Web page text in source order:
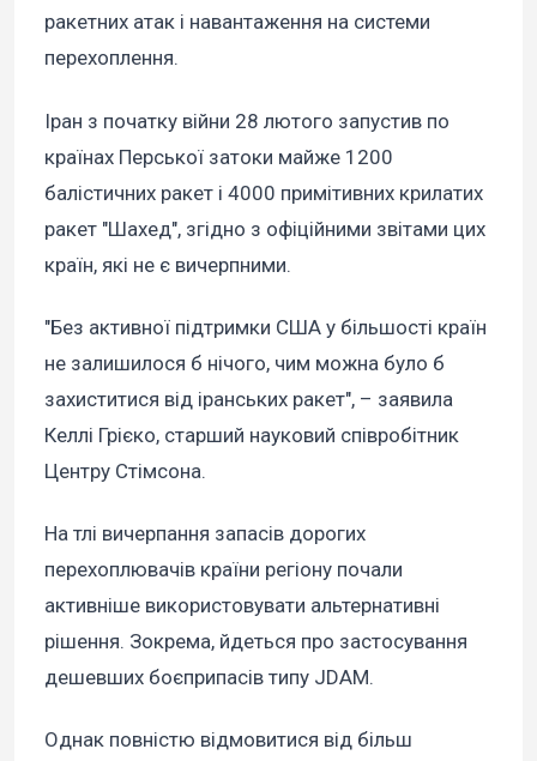
ракетних атак і навантаження на системи
перехоплення.
Іран з початку війни 28 лютого запустив по
країнах Перської затоки майже 1200
балістичних ракет і 4000 примітивних крилатих
ракет "Шахед", згідно з офіційними звітами цих
країн, які не є вичерпними.
"Без активної підтримки США у більшості країн
не залишилося б нічого, чим можна було б
захиститися від іранських ракет", – заявила
Келлі Грієко, старший науковий співробітник
Центру Стімсона.
На тлі вичерпання запасів дорогих
перехоплювачів країни регіону почали
активніше використовувати альтернативні
рішення. Зокрема, йдеться про застосування
дешевших боєприпасів типу JDAM.
Однак повністю відмовитися від більш